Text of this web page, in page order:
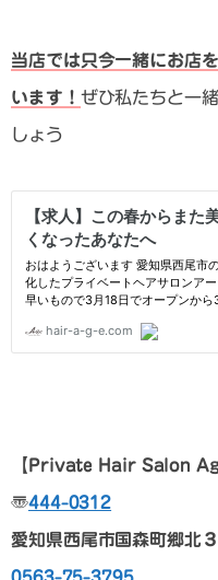
当店では只今一緒にお店
います！ ぜひ私たちと一
しょう
【Private Hair Salon
〠444-0312
愛知県西尾市国森町郷北